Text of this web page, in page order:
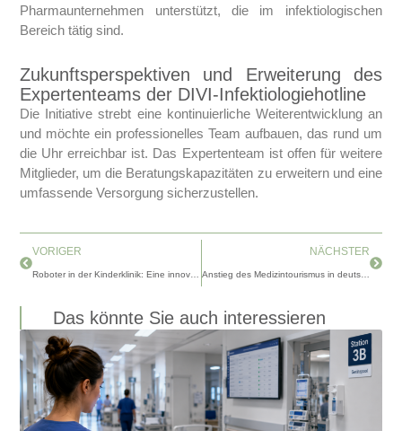
Pharmaunternehmen unterstützt, die im infektiologischen
Bereich tätig sind.
Zukunftsperspektiven und Erweiterung des
Expertenteams der DIVI-Infektiologiehotline
Die Initiative strebt eine kontinuierliche Weiterentwicklung an
und möchte ein professionelles Team aufbauen, das rund um
die Uhr erreichbar ist. Das Expertenteam ist offen für weitere
Mitglieder, um die Beratungskapazitäten zu erweitern und eine
umfassende Versorgung sicherzustellen.
Zurück
VORIGER NÄCHSTER
Anstieg des Medizintourismus in deutschen Kliniken
Das könnte Sie auch interessieren